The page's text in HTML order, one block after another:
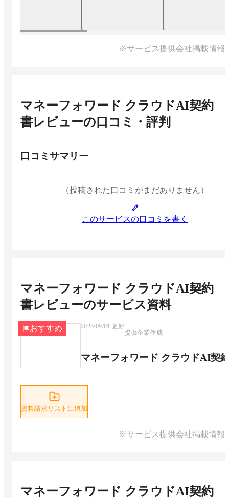
※サービス提供会社掲載情報
マネーフォワード クラウドAI契約
書レビューの口コミ・評判
口コミサマリー
（投稿された口コミがまだありません）
このサービスの口コミを書く
マネーフォワード クラウドAI契約
書レビューのサービス資料
おすすめ 2025/09/01 更新
提供企業作成
マネーフォワード クラウドAI契
資料請求リストに追加
※サービス提供会社掲載情報
マネーフォワード クラウドAI契約